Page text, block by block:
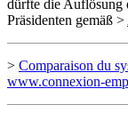
dürfte die Auflösung
Präsidenten gemäß >
> Comparaison du
www.connexion-